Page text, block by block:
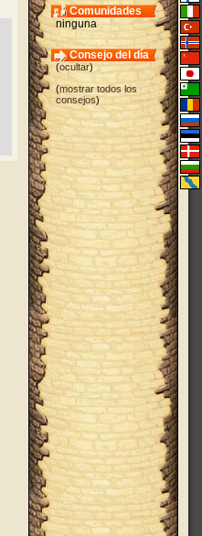
Comunidades
ninguna
Consejo del día
(ocultar)
(mostrar todos los
consejos)